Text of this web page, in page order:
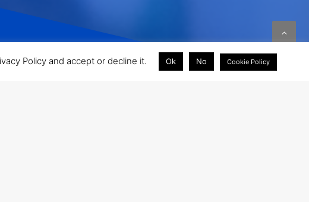
Policy and accept or decline it. Ok No Cookie Policy